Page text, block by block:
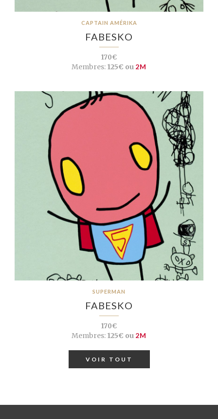
CAPTAIN AMÉRIKA
FABESKO
170€
Membres: 125€ ou 2M
SUPERMAN
FABESKO
170€
Membres: 125€ ou 2M
VOIR TOUT